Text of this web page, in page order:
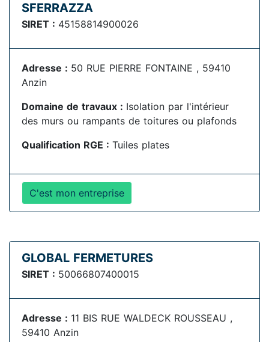
SFERRAZZA
SIRET : 45158814900026
Adresse : 50 RUE PIERRE FONTAINE , 59410
Anzin
Domaine de travaux : Isolation par l'intérieur
des murs ou rampants de toitures ou plafonds
Qualification RGE : Tuiles plates
C'est mon entreprise
GLOBAL FERMETURES
SIRET : 50066807400015
Adresse : 11 BIS RUE WALDECK ROUSSEAU ,
59410 Anzin